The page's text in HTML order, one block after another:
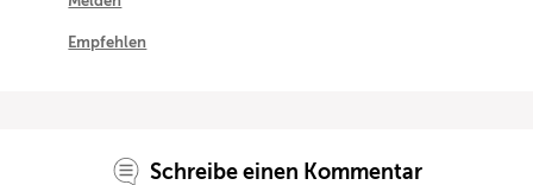
Empfehlen
Schreibe einen Kommentar